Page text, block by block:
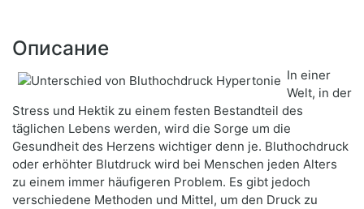
Описание
In einer
Welt, in der
Stress und Hektik zu einem festen Bestandteil des
täglichen Lebens werden, wird die Sorge um die
Gesundheit des Herzens wichtiger denn je. Bluthochdruck
oder erhöhter Blutdruck wird bei Menschen jeden Alters
zu einem immer häufigeren Problem. Es gibt jedoch
verschiedene Methoden und Mittel, um den Druck zu